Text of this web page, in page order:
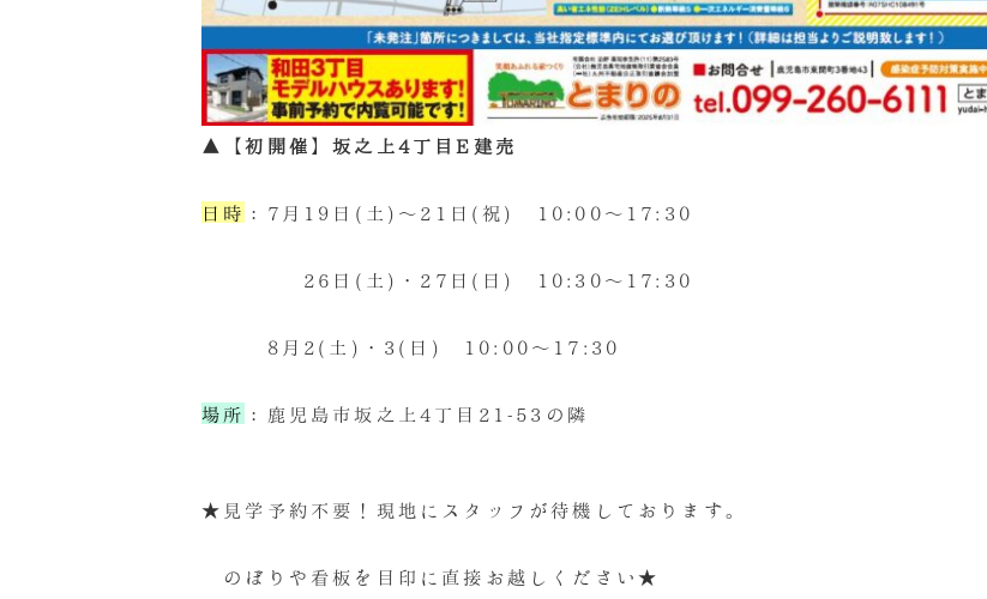
▲【初開催】坂之上4丁目E建売
日時 ：7月19日(土)～21日(祝) 10:00～17:30
26日(土)・27日(日) 10:30～17:30
8月2(土)・3(日) 10:00～17:30
場所 ：鹿児島市坂之上4丁目21-53の隣
★見学予約不要！現地にスタッフが待機しております。
のぼりや看板を目印に直接お越しください★